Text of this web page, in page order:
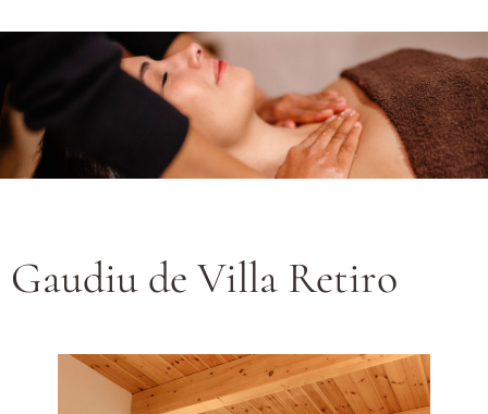
Gaudiu de Villa Retiro